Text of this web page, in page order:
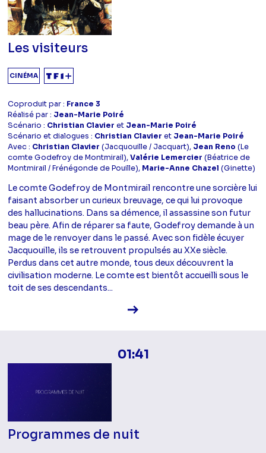
Les visiteurs
CINÉMA
Coproduit par : France 3
Réalisé par : Jean-Marie Poiré
Scénario : Christian Clavier et Jean-Marie Poiré
Scénario et dialogues : Christian Clavier et Jean-Marie Poiré
Avec : Christian Clavier (Jacquouille / Jacquart), Jean Reno (Le
comte Godefroy de Montmirail),Valérie Lemercier (Béatrice de
Montmirail / Frénégonde de Pouille), Marie-Anne Chazel (Ginette)
Le comte Godefroy de Montmirail rencontre une sorcière lui
faisant absorber un curieux breuvage, ce qui lui provoque
des hallucinations. Dans sa démence, il assassine son futur
beau père. Afin de réparer sa faute, Godefroy demande à un
mage de le renvoyer dans le passé. Avec son fidèle écuyer
Jacquouille, ils se retrouvent propulsés au XXe siècle.
Perdus dans cet autre monde, tous deux découvrent la
civilisation moderne. Le comte est bientôt accueilli sous le
toit de ses descendants...
Voir la fiche diffusion
01:41
Programmes de nuit